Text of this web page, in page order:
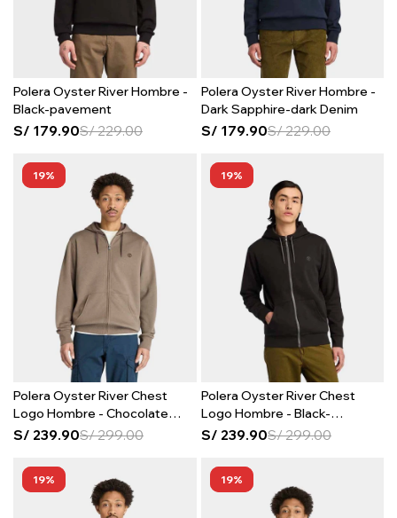
Polera Oyster River Hombre -
Black-pavement
S/ 179.90S/229.00
Polera Oyster River Hombre -
Dark Sapphire-dark Denim
S/ 179.90S/229.00
19
Polera Oyster River Chest
Logo Hombre - Chocolate
Chip
S/ 239.90S/299.00
19
Polera Oyster River Chest
Logo Hombre - Black-
pavement
S/ 239.90S/299.00
19 19